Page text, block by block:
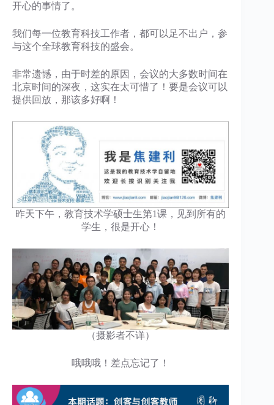
开心的事情了。
我们每一位教育科技工作者，都可以足不出户，参
与这个全球教育科技的盛会。
非常遗憾，由于时差的原因，会议的大多数时间在
北京时间的深夜，这实在太可惜了！要是会议可以
提供回放，那该多好啊！
昨天下午，教育技术学硕士生第1课，见到所有的
学生，很是开心！
（摄影者不详）
哦哦哦！差点忘记了！